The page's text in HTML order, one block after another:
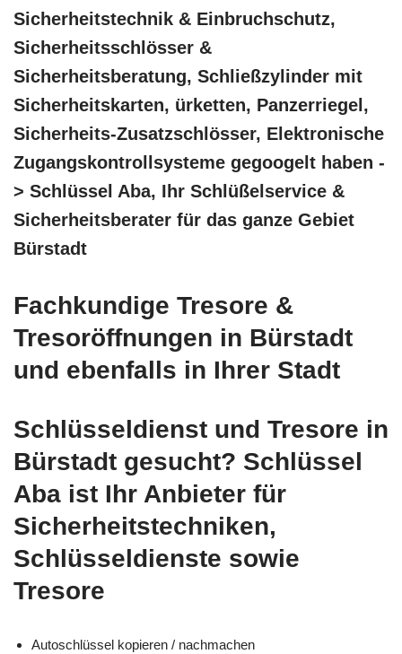
Sicherheitstechnik & Einbruchschutz,
Sicherheitsschlösser &
Sicherheitsberatung, Schließzylinder mit
Sicherheitskarten, ürketten, Panzerriegel,
Sicherheits-Zusatzschlösser, Elektronische
Zugangskontrollsysteme gegoogelt haben -
> Schlüssel Aba, Ihr Schlüßelservice &
Sicherheitsberater für das ganze Gebiet
Bürstadt
Fachkundige Tresore &
Tresoröffnungen in Bürstadt
und ebenfalls in Ihrer Stadt
Schlüsseldienst und Tresore in
Bürstadt gesucht? Schlüssel
Aba ist Ihr Anbieter für
Sicherheitstechniken,
Schlüsseldienste sowie
Tresore
Autoschlüssel kopieren / nachmachen